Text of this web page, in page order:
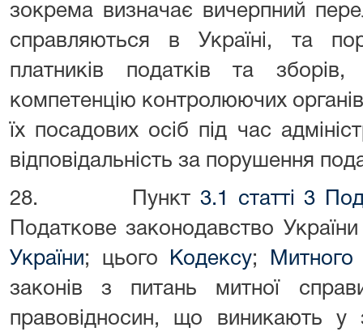
зокрема визначає вичерпний
справляються в Україні, та
платників податків та
компетенцію контролюючих
їх посадових осіб під час
відповідальність за порушення
28. Пункт 3.1 статті 3
Податкове законодавство
України; цього Кодексу;
Митного
законів з питань митної
правовідносин, що виникають у